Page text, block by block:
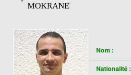
MOKRANE
Nom :
Nationalité :